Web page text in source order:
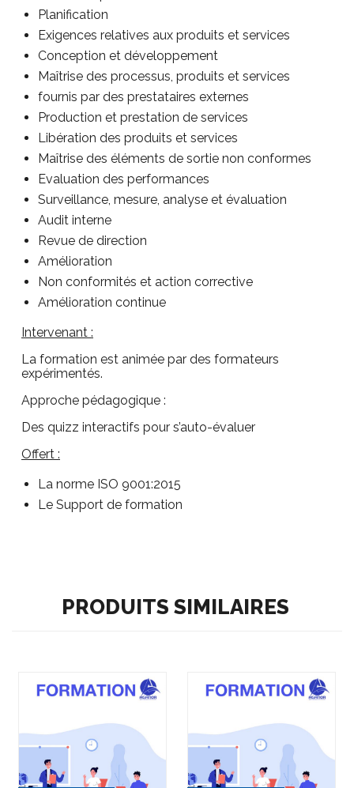
Planification
Exigences relatives aux produits et services
Conception et développement
Maîtrise des processus, produits et services
fournis par des prestataires externes
Production et prestation de services
Libération des produits et services
Maîtrise des éléments de sortie non conformes
Evaluation des performances
Surveillance, mesure, analyse et évaluation
Audit interne
Revue de direction
Amélioration
Non conformités et action corrective
Amélioration continue
Intervenant :
La formation est animée par des formateurs
expérimentés.
Approche pédagogique :
Des quizz interactifs pour s’auto-évaluer
Offert :
La norme ISO 9001:2015
Le Support de formation
PRODUITS SIMILAIRES